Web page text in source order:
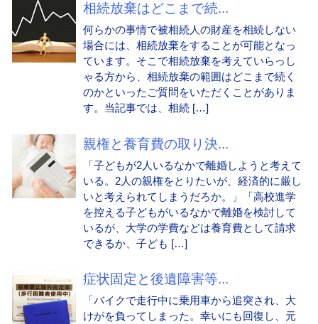
相続放棄はどこまで続...
何らかの事情で被相続人の財産を相続しない
場合には、相続放棄をすることが可能となっ
ています。そこで相続放棄を考えていらっし
ゃる方から、相続放棄の範囲はどこまで続く
のかといったご質問をいただくことがありま
す。当記事では、相続 […]
親権と養育費の取り決...
「子どもが2人いるなかで離婚しようと考えて
いる。2人の親権をとりたいが、経済的に厳し
いと考えられてしまうだろか。」「高校進学
を控える子どもがいるなかで離婚を検討して
いるが、大学の学費などは養育費として請求
できるか、子ども […]
症状固定と後遺障害等...
「バイクで走行中に乗用車から追突され、大
けがを負ってしまった。幸いにも回復し、元